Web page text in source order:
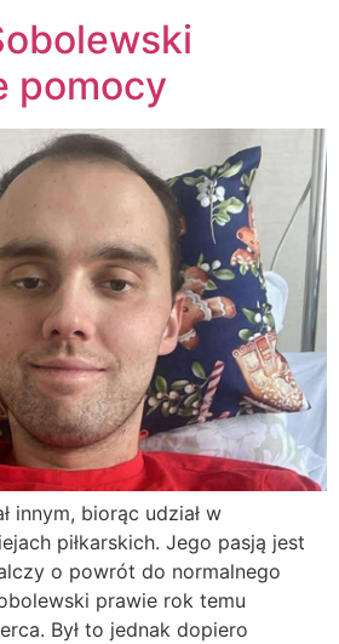
pomocy
innym, biorąc udział w
piłkarskich. Jego pasją jest
o powrót do normalnego
prawie rok temu
Był to jednak dopiero